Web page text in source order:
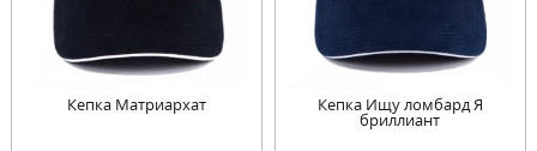
Кепка Матриархат Кепка Ищу ломбард Я
бриллиант